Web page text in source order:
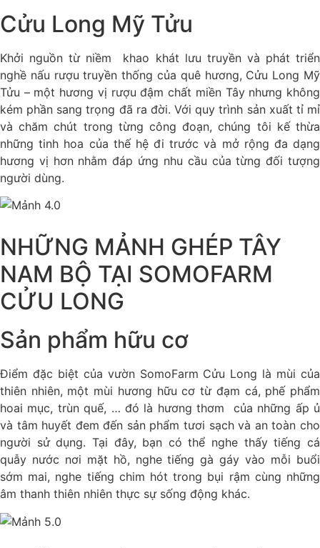
Cửu Long Mỹ Tửu
Khởi nguồn từ niềm khao khát lưu truyền và phát triển
nghề nấu rượu truyền thống của quê hương, Cửu Long Mỹ
Tửu – một hương vị rượu đậm chất miền Tây nhưng không
kém phần sang trọng đã ra đời. Với quy trình sản xuất tỉ mỉ
và chăm chút trong từng công đoạn, chúng tôi kế thừa
những tinh hoa của thế hệ đi trước và mở rộng đa dạng
hương vị hơn nhằm đáp ứng nhu cầu của từng đối tượng
người dùng.
NHỮNG MẢNH GHÉP TÂY
NAM BỘ TẠI SOMOFARM
CỬU LONG
Sản phẩm hữu cơ
Điểm đặc biệt của vườn SomoFarm Cửu Long là mùi của
thiên nhiên, một mùi hương hữu cơ từ đạm cá, phế phẩm
hoai mục, trùn quế, … đó là hương thơm của những ấp ủ
và tâm huyết đem đến sản phẩm tươi sạch và an toàn cho
người sử dụng. Tại đây, bạn có thể nghe thấy tiếng cá
quẫy nước nơi mặt hồ, nghe tiếng gà gáy vào mỗi buổi
sớm mai, nghe tiếng chim hót trong bụi rậm cùng những
âm thanh thiên nhiên thực sự sống động khác.